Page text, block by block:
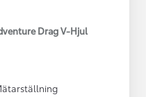
Drag V-Hjul